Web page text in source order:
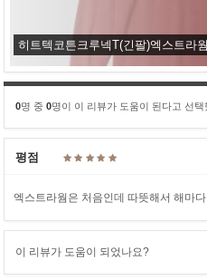
히트텍코튼크루넥T(긴팔)엑스트라웜
0명 중 0명이 이 리뷰가 도움이 된다고 선택
평점
엑스트라웜은 처음인데 따뜻해서 해마
이 리뷰가 도움이 되었나요?